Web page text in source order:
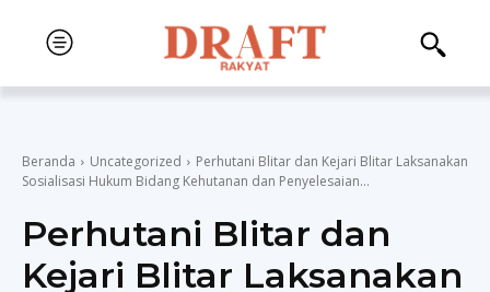
Beranda Uncategorized
Perhutani Blitar dan Kejari Blitar Laksanakan
Sosialisasi Hukum Bidang Kehutanan dan Penyelesaian...
Perhutani Blitar dan
Kejari Blitar Laksanakan